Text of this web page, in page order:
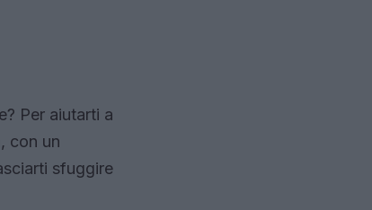
Per aiutarti a
con un
sfuggire